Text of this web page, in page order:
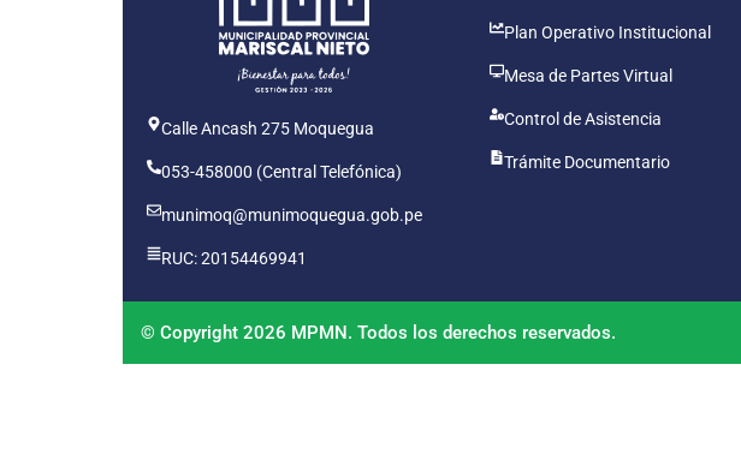
Calle Ancash 275 Moquegua
053-458000 (Central Telefónica)
munimoq@munimoquegua.gob.pe
RUC: 20154469941
Plan Operativo Institucional
Mesa de Partes Virtual
Control de Asistencia
Trámite Documentario
© Copyright 2026 MPMN. Todos los derechos reservados.